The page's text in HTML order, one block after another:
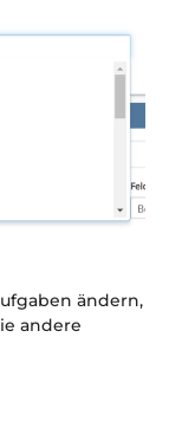
ändern,
andere